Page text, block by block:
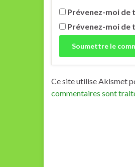
Prévenez-moi de
Prévenez-moi de
Ce site utilise Akismet
commentaires sont